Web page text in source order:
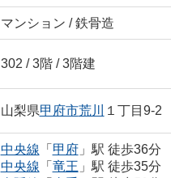
マンション / 鉄骨造
302 / 3階 / 3階建
山梨県甲府市荒川 １丁目9-2
中央線 「 甲府」駅 徒歩36分
中央線 「 竜王 」駅 徒歩35分